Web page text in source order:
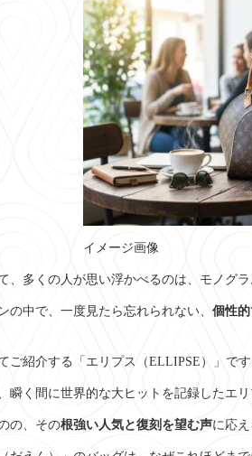
イメージ画像
、多くの人が思い浮かべるのは、モノグ
の中で、一度見たら忘れられない、 個性
ご紹介する「エリプス（ELLIPSE）」です
瞬く間に世界的な大ヒットを記録したエリ
の、その根強い人気と復刻を望む声に応